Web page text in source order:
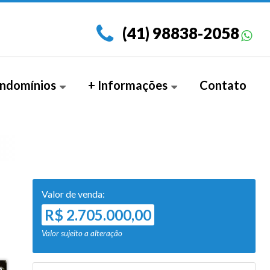
(41) 98838-2058
+ Informações Contato
Valor de venda:
R$ 2.705.000,00
Valor sujeito a alteração